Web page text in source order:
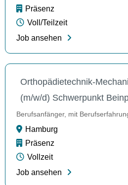
Präsenz
Voll/Teilzeit
Job ansehen
Orthopädietechnik-
(m/w/d) Schwerpunkt
Berufsanfänger, mit
Hamburg
Präsenz
Vollzeit
Job ansehen